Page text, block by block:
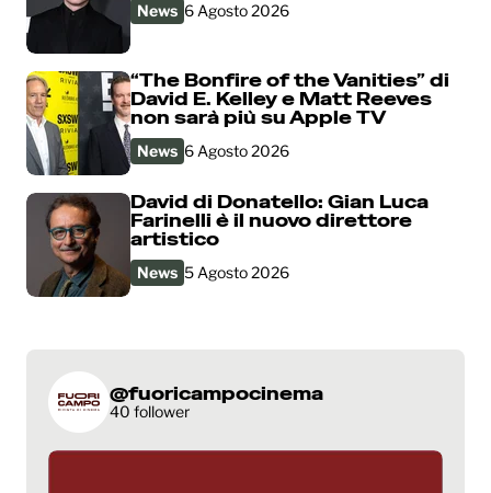
News 6 Agosto 2026
“The Bonfire of the Vanities” di
David E. Kelley e Matt Reeves
non sarà più su Apple TV
News 6 Agosto 2026
David di Donatello: Gian Luca
Farinelli è il nuovo direttore
artistico
News 5 Agosto 2026
@fuoricampocinema
40 follower